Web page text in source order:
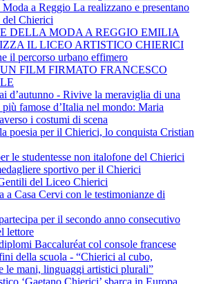
a Reggio La realizzano e presentano
del Chierici
DELLA MODA A REGGIO EMILIA
IL LICEO ARTISTICO CHIERICI
il percorso urbano effimero
FILM FIRMATO FRANCESCO
d’autunno - Rivive la meraviglia di una
famose d’Italia nel mondo: Maria
i costumi di scena
poesia per il Chierici, lo conquista Cristian
le studentesse non italofone del Chierici
sportivo per il Chierici
del Liceo Chierici
a Casa Cervi con le testimonianze di
per il secondo anno consecutivo
lettore
Baccaluréat col console francese
della scuola - “Chierici al cubo,
le mani, linguaggi artistici plurali”